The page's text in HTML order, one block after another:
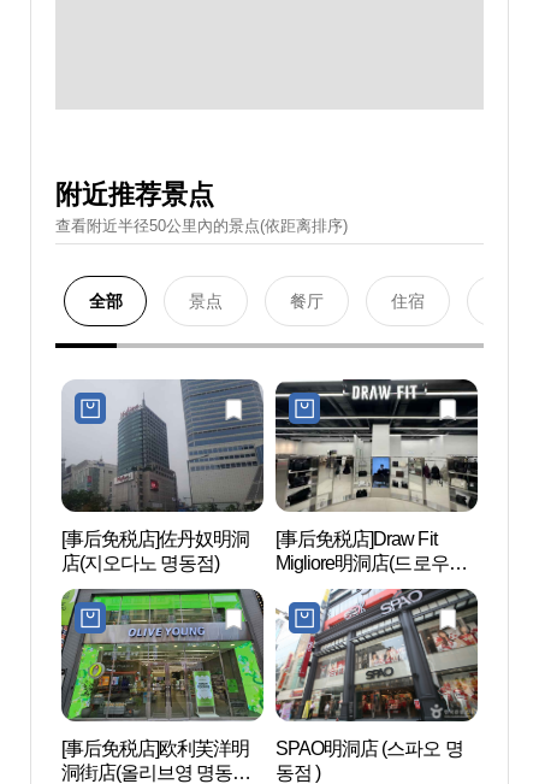
附近推荐景点
查看附近半径50公里內的景点(依距离排序)
全部 景点 餐厅 住宿
[事后免税店]佐丹奴明洞
店(지오다노 명동점)
[事后免税店]Draw Fit
Migliore明洞店(드로우핏
밀리오레 명동점)
[事后免税店]欧利芙洋明
洞街店(올리브영 명동거
SPAO明洞店 (스파오 명
동점 )